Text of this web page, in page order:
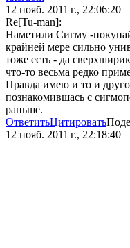
12 нояб. 2011 г., 22:06:20
Re[Tu-man]:
Наметили Сигму -
крайней мере сильно
тоже есть - да
что-то весьма редко
Правда имею и то и
познакомившась с
раньше.
ОтветитьЦитировать
12 нояб. 2011 г., 22:18:40